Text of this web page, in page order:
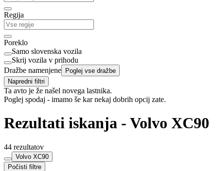
Regija
Poreklo
Samo slovenska vozila
Skrij vozila v prihodu
Dražbe namenjene Poglej vse dražbe
Napredni filtri
Ta avto je že našel novega lastnika.
Poglej spodaj - imamo še kar nekaj dobrih opcij zate.
Rezultati iskanja - Volvo XC90
44 rezultatov
Volvo XC90
Počisti filtre